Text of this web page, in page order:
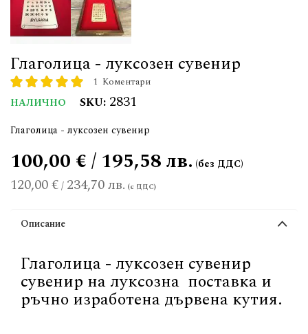
Глаголица - луксозен сувенир
рейтинг: 1 Коментари
НАЛИЧНО SKU 2831
Глаголица - луксозен сувенир
120,00 €/ 234,70 лв.
100,00 € / 195,58 лв.
Описание
Глаголица - луксозен сувенир
сувенир на луксозна поставка и
ръчно изработена дървена кутия.